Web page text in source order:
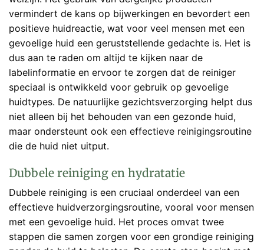
vermindert de kans op bijwerkingen en bevordert een
positieve huidreactie, wat voor veel mensen met een
gevoelige huid een geruststellende gedachte is. Het is
dus aan te raden om altijd te kijken naar de
labelinformatie en ervoor te zorgen dat de reiniger
speciaal is ontwikkeld voor gebruik op gevoelige
huidtypes. De natuurlijke gezichtsverzorging helpt dus
niet alleen bij het behouden van een gezonde huid,
maar ondersteunt ook een effectieve reinigingsroutine
die de huid niet uitput.
Dubbele reiniging en hydratatie
Dubbele reiniging is een cruciaal onderdeel van een
effectieve huidverzorgingsroutine, vooral voor mensen
met een gevoelige huid. Het proces omvat twee
stappen die samen zorgen voor een grondige reiniging